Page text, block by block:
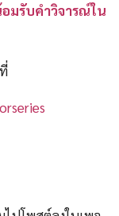
มรับคำวิจารณ์ใน